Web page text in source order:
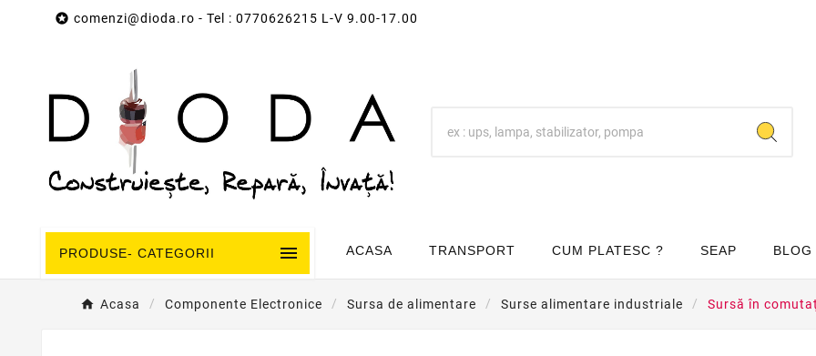
 comenzi@dioda.ro - Tel : 0770626215 L-V 9.00-17.00
PRODUSE- CATEGORII  ACASA TRANSPORT CUM PLATESC ? SEAP BLOG
Acasa Componente Electronice Sursa de alimentare Surse alimentare industriale Sursă în